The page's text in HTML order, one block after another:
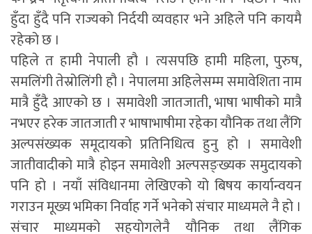
हुँदा हुँदै पनि राज्यको निर्दयी व्यवहार भने अहिले पनि कायमै
रहेको छ ।
पहिले त हामी नेपाली हौ । त्यसपछि हामी महिला, पुरुष,
समलिंगी तेस्रोलिंगी हौ । नेपालमा अहिलेसम्म समावेशिता नाम
मात्रै हुँदै आएको छ । समावेशी जातजाती, भाषा भाषीको मात्रै
नभएर हरेक जातजाती र भाषाभाषीमा रहेका यौनिक तथा लैंगि
अल्पसंख्यक समूदायको प्रतिनिधित्व हुनु हो । समावेशी
जातीवादीको मात्रै होइन समावेशी अल्पसङ्ख्यक समुदायको
पनि हो । नयाँ संविधानमा लेखिएको यो बिषय कार्यान्वयन
गराउन मूख्य भमिका निर्वाह गर्ने भनेको संचार माध्यमले नै हो ।
संचार माध्यमको सहयोगलेनै यौनिक तथा लैंगिक